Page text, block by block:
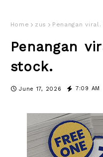
Home zus Penangan
Penangan
stock.
June 17, 2026 7:09 AM